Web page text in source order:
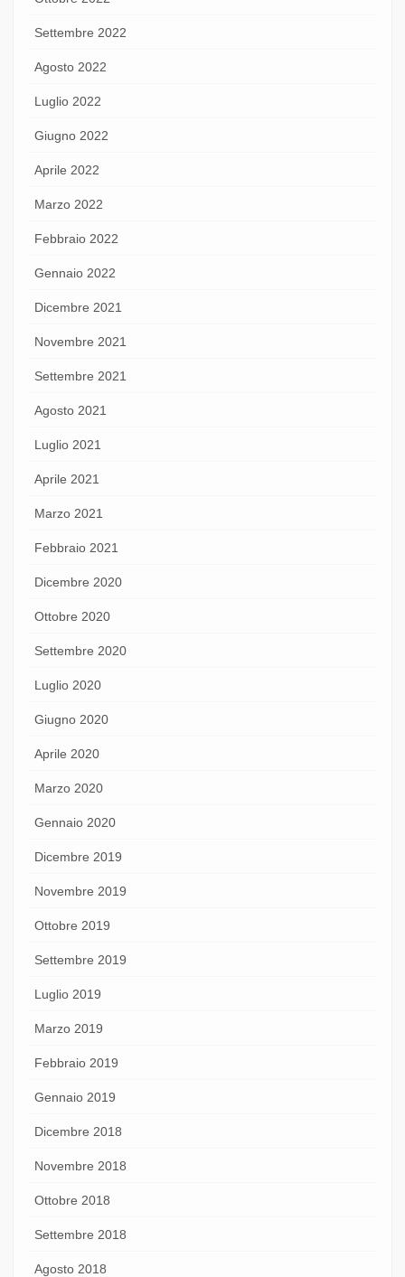
Settembre 2022
Agosto 2022
Luglio 2022
Giugno 2022
Aprile 2022
Marzo 2022
Febbraio 2022
Gennaio 2022
Dicembre 2021
Novembre 2021
Settembre 2021
Agosto 2021
Luglio 2021
Aprile 2021
Marzo 2021
Febbraio 2021
Dicembre 2020
Ottobre 2020
Settembre 2020
Luglio 2020
Giugno 2020
Aprile 2020
Marzo 2020
Gennaio 2020
Dicembre 2019
Novembre 2019
Ottobre 2019
Settembre 2019
Luglio 2019
Marzo 2019
Febbraio 2019
Gennaio 2019
Dicembre 2018
Novembre 2018
Ottobre 2018
Settembre 2018
Agosto 2018